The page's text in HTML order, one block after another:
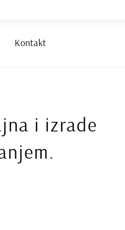
Kontakt
i izrade